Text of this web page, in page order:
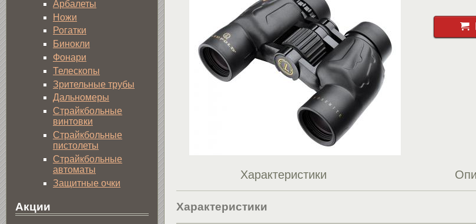
Характеристики
Характеристики
Арбалеты
Ножи
Рогатки
Бинокли
Фонари
Телескопы
Зрительные трубы
Дальномеры
Страйкбольные
винтовки
Страйкбольные
пистолеты
Страйкбольные
автоматы
Защитные очки
Акции